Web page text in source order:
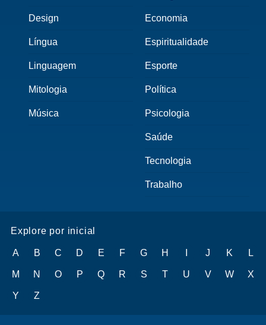
Design
Língua
Linguagem
Mitologia
Música
Economia
Espiritualidade
Esporte
Política
Psicologia
Saúde
Tecnologia
Trabalho
Explore por inicial
A B C D E F G H J K L
M N O P Q R S T U V W X
Y Z